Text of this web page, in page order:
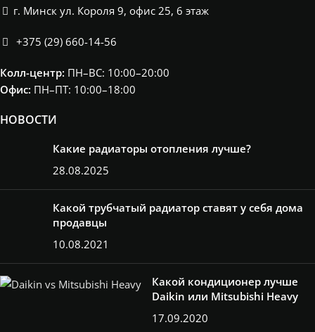
г. Минск ул. Короля 9, офис 25, 6 этаж
+375 (29) 660-14-56
Колл-центр: ПН–ВС: 10:00–20:00​
Офис: ПН–ПТ: 10:00–18:00
НОВОСТИ
Какие радиаторы отопления лучше?
28.08.2025
Какой трубчатый радиатор ставят у себя дома
продавцы
10.08.2021
Какой кондиционер лучше
Daikin или Mitsubishi Heavy
17.09.2020